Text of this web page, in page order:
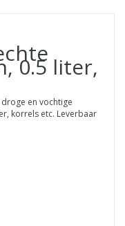
0.5 liter,
en vochtige
korrels etc. Leverbaar